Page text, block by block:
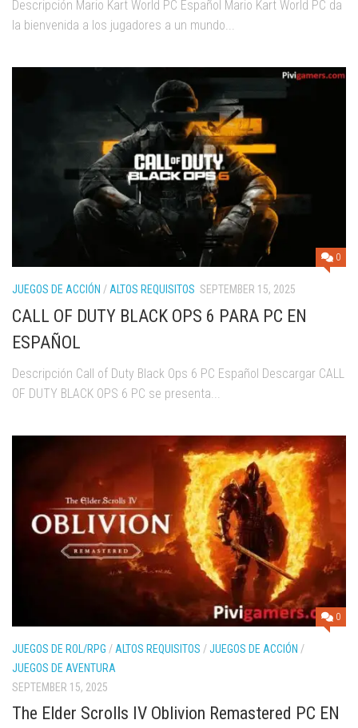
Descripción Mario Kart World PC Español Mario Kart World PC da
la bienvenida a los jugadores a un mundo...
0
JUEGOS DE ACCIÓN /ALTOS REQUISITOS SEPTEMBER 15, 2025
CALL OF DUTY BLACK OPS 6 PARA PC EN
ESPAÑOL
Descripción Call of Duty Black Ops 6 PC Español Descargar CALL
OF DUTY BLACK OPS 6 PC se presenta...
0
JUEGOS DE ROL/RPG / ALTOS REQUISITOS /JUEGOS DE ACCIÓN /
JUEGOS DE AVENTURA
SEPTEMBER 15, 2025
The Elder Scrolls IV Oblivion Remastered PC EN